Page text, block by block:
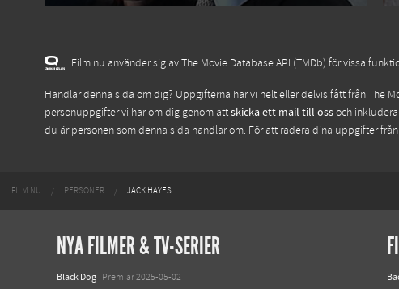
Film.nu använder sig av The Movie Database API (TMDb) för vissa
Handlar denna sida om dig? Uppgifterna har vi helt eller delvis fått frånThe
personuppgifter vi har om dig genom attskicka ett mail till ossoch
du är personen som denna sida handlar om. För att radera dina uppgifter
FILM.NU PERSONER JACK HAYES
NYA FILMER & TV-SERIER
Black Dog Premiär 2025-05-02